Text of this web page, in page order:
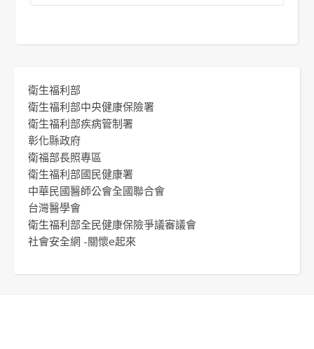
衛生福利部
衛生福利部中央健康保險署
衛生福利部疾病管制署
彰化縣政府
衛福部長照專區
衛生福利部國民健康署
中華民國醫師公會全國聯合會
台灣醫學會
衛生福利部全民健康保險爭議審議會
社會安全網 -關懷e起來